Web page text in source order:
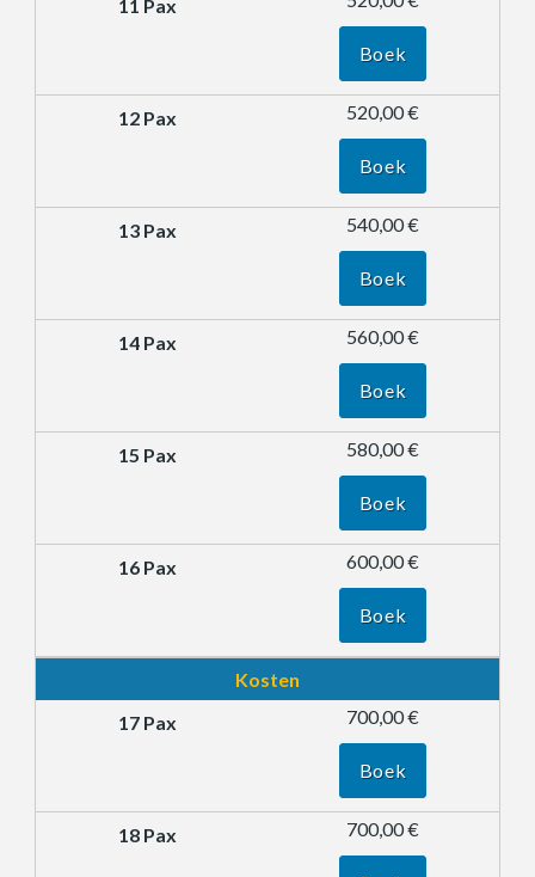
Boek
520,00 €
Boek
540,00 €
Boek
560,00 €
Boek
580,00 €
Boek
600,00 €
Boek
Kosten
700,00 €
Boek
700,00 €